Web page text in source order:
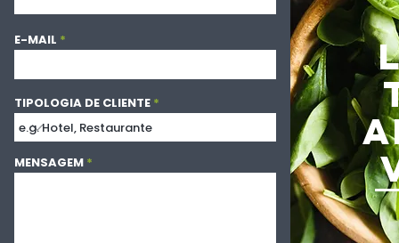
E-MAIL
TIPOLOGIA DE CLIENTE
MENSAGEM